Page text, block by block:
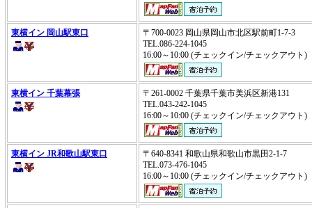
東横イン 岡山駅東口
〒700-0023 岡山県岡山市北区駅前町1-7-3
TEL.086-224-1045
16:00～10:00 (チェックイン/チェックアウ
東横イン 千葉幕張
〒261-0002 千葉県千葉市美浜区新港131
TEL.043-242-1045
16:00～10:00 (チェックイン/チェックアウ
東横イン JR和歌山駅東口
〒640-8341 和歌山県和歌山市黒田2-1-7
TEL.073-476-1045
16:00～10:00 (チェックイン/チェックアウ